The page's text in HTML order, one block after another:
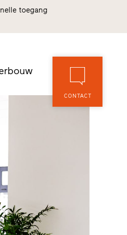
toegang
CONTACT